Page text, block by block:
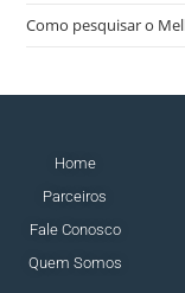
Como pesquisar o
Home
Parceiros
Fale Conosco
Quem Somos